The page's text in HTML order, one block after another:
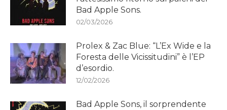
Bad Apple Sons.
02/03/2026
Prolex & Zac Blue: “L’Ex Wide e la
Foresta delle Vicissitudini” è l’EP
d’esordio.
12/02/2026
Bad Apple Sons, il sorprendente